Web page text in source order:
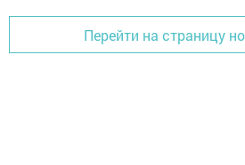
Перейти на страницу